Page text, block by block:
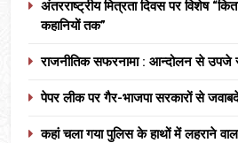
अंतरराष्ट्रीय मित्रता दिवस पर विशेष
कहानियों तक”
राजनीतिक सफरनामा : आन्दोलन से उपजे
पेपर लीक पर गैर-भाजपा सरकारों से
कहां चला गया पुलिस के हाथों में लहराने